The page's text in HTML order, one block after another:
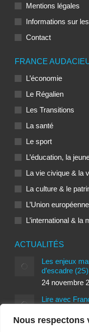
Nous respectons
Mentions légales
Informations sur
Contact
FRANCE
L’économie
Le Régalien
Les Transitions
La santé
Le sport
L’éducation, la
La vie civique & la
La culture & le
L’Union européenne
L’international & la
ACTUALITÉS
Les enjeux
d’escadre
24 novembre
Lire avec
24 novembre